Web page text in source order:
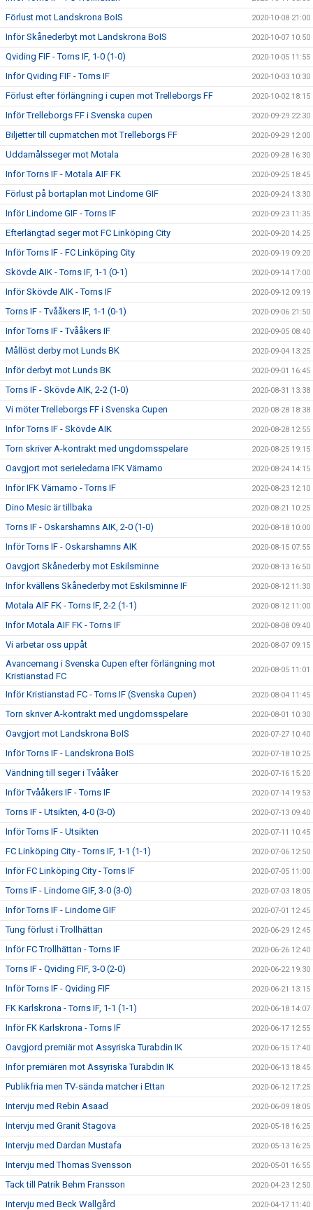
Förlust mot Landskrona BoIS 2020-10-08 21:00
Inför Skånederbyt mot Landskrona BoIS 2020-10-07 10:50
Qviding FIF - Torns IF, 1-0 (1-0) 2020-10-05 11:55
Inför Qviding FIF - Torns IF 2020-10-03 10:30
Förlust efter förlängning i cupen mot Trelleborgs FF 2020-10-02 18:15
Inför Trelleborgs FF i Svenska cupen 2020-09-29 22:30
Biljetter till cupmatchen mot Trelleborgs FF 2020-09-29 12:00
Uddamålsseger mot Motala 2020-09-28 16:30
Inför Torns IF - Motala AIF FK 2020-09-25 18:45
Förlust på bortaplan mot Lindome GIF 2020-09-24 13:30
Inför Lindome GIF - Torns IF 2020-09-23 11:35
Efterlängtad seger mot FC Linköping City 2020-09-20 14:25
Inför Torns IF - FC Linköping City 2020-09-19 09:20
Skövde AIK - Torns IF, 1-1 (0-1) 2020-09-14 17:00
Inför Skövde AIK - Torns IF 2020-09-12 09:19
Torns IF - Tvååkers IF, 1-1 (0-1) 2020-09-06 21:50
Inför Torns IF - Tvååkers IF 2020-09-05 08:40
Mållöst derby mot Lunds BK 2020-09-04 13:25
Inför derbyt mot Lunds BK 2020-09-01 16:45
Torns IF - Skövde AIK, 2-2 (1-0) 2020-08-31 13:38
Vi möter Trelleborgs FF i Svenska Cupen 2020-08-28 18:38
Inför Torns IF - Skövde AIK 2020-08-28 12:55
Torn skriver A-kontrakt med ungdomsspelare 2020-08-25 19:15
Oavgjort mot serieledarna IFK Värnamo 2020-08-24 14:15
Inför IFK Värnamo - Torns IF 2020-08-23 12:10
Dino Mesic är tillbaka 2020-08-21 10:25
Torns IF - Oskarshamns AIK, 2-0 (1-0) 2020-08-18 10:00
Inför Torns IF - Oskarshamns AIK 2020-08-15 07:55
Oavgjort Skånederby mot Eskilsminne 2020-08-13 16:50
Inför kvällens Skånederby mot Eskilsminne IF 2020-08-12 11:30
Motala AIF FK - Torns IF, 2-2 (1-1) 2020-08-12 11:00
Inför Motala AIF FK - Torns IF 2020-08-08 09:40
Vi arbetar oss uppåt 2020-08-07 09:15
Avancemang i Svenska Cupen efter förlängning mot
Kristianstad FC
2020-08-05 11:01
Inför Kristianstad FC - Torns IF (Svenska Cupen) 2020-08-04 11:45
Torn skriver A-kontrakt med ungdomsspelare 2020-08-01 10:30
Oavgjort mot Landskrona BoIS 2020-07-27 10:40
Inför Torns IF - Landskrona BoIS 2020-07-18 10:25
Vändning till seger i Tvååker 2020-07-16 15:20
Inför Tvååkers IF - Torns IF 2020-07-14 19:53
Torns IF - Utsikten, 4-0 (3-0) 2020-07-13 09:40
Inför Torns IF - Utsikten 2020-07-11 10:45
FC Linköping City - Torns IF, 1-1 (1-1) 2020-07-06 12:50
Inför FC Linköping City - Torns IF 2020-07-05 11:00
Torns IF - Lindome GIF, 3-0 (3-0) 2020-07-03 18:05
Inför Torns IF - Lindome GIF 2020-07-01 12:45
Tung förlust i Trollhättan 2020-06-29 12:45
Inför FC Trollhättan - Torns IF 2020-06-26 12:40
Torns IF - Qviding FIF, 3-0 (2-0) 2020-06-22 19:30
Inför Torns IF - Qviding FIF 2020-06-21 13:15
FK Karlskrona - Torns IF, 1-1 (1-1) 2020-06-18 14:07
Inför FK Karlskrona - Torns IF 2020-06-17 12:55
Oavgjord premiär mot Assyriska Turabdin IK 2020-06-15 17:40
Inför premiären mot Assyriska Turabdin IK 2020-06-13 18:45
Publikfria men TV-sända matcher i Ettan 2020-06-12 17:25
Intervju med Rebin Asaad 2020-06-09 18:05
Intervju med Granit Stagova 2020-05-18 16:25
Intervju med Dardan Mustafa 2020-05-13 16:25
Intervju med Thomas Svensson 2020-05-01 16:55
Tack till Patrik Behm Fransson 2020-04-23 12:50
Intervju med Beck Wallgård 2020-04-17 11:40